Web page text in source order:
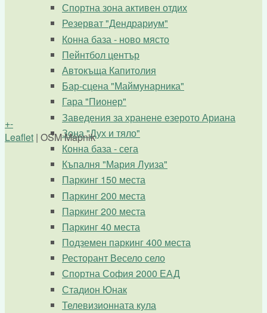
+-
Leaflet | OSM Mapnik
Спортна зона активен отдих
Резерват "Дендрариум"
Конна база - ново място
Пейнтбол център
Автокъща Капитолия
Бар-сцена "Маймунарника"
Гара "Пионер"
Заведения за хранене езерото Ариана
Зона "Дух и тяло"
Конна база - сега
Къпалня "Мария Луиза"
Паркинг 150 места
Паркинг 200 места
Паркинг 200 места
Паркинг 40 места
Подземен паркинг 400 места
Ресторант Весело село
Спортна София 2000 ЕАД
Стадион Юнак
Телевизионната кула